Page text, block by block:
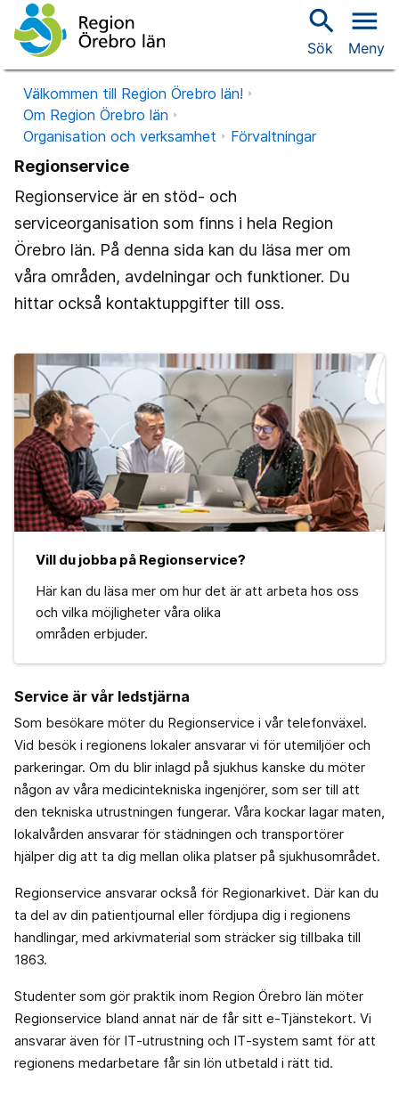
search
Sök
menu
Meny
Välkommen till Region Örebro län!
Om Region Örebro län
Organisation och verksamhet
Förvaltningar
Regionservice
Regionservice är en stöd- och
serviceorganisation som finns i hela Region
Örebro län. På denna sida kan du läsa mer om
våra områden, avdelningar och funktioner. Du
hittar också kontaktuppgifter till oss.
Vill du jobba på Regionservice?
Här kan du läsa mer om hur det är att arbeta hos oss
och vilka möjligheter våra olika
områden erbjuder.
Service är vår ledstjärna
Som besökare möter du Regionservice i vår telefonväxel.
Vid besök i regionens lokaler ansvarar vi för utemiljöer och
parkeringar. Om du blir inlagd på sjukhus kanske du möter
någon av våra medicintekniska ingenjörer, som ser till att
den tekniska utrustningen fungerar. Våra kockar lagar maten,
lokalvården ansvarar för städningen och transportörer
hjälper dig att ta dig mellan olika platser på sjukhusområdet.
Regionservice ansvarar också för Regionarkivet. Där kan du
ta del av din patientjournal eller fördjupa dig i regionens
handlingar, med arkivmaterial som sträcker sig tillbaka till
1863.
Studenter som gör praktik inom Region Örebro län möter
Regionservice bland annat när de får sitt e‑Tjänstekort. Vi
ansvarar även för IT‑utrustning och IT‑system samt för att
regionens medarbetare får sin lön utbetald i rätt tid.